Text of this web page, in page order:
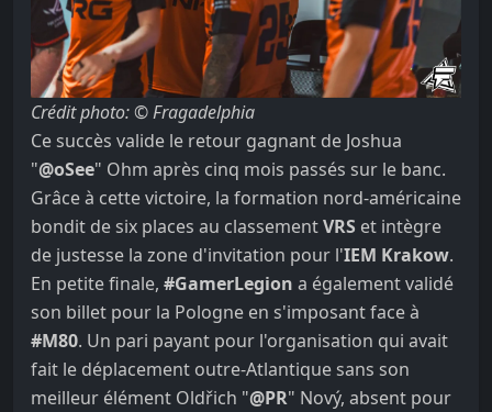
Crédit photo: © Fragadelphia
Ce succès valide le retour gagnant de Joshua
"@oSee" Ohm après cinq mois passés sur le banc.
Grâce à cette victoire, la formation nord-américaine
bondit de six places au classementVRS et intègre
de justesse la zone d'invitation pour l'IEM Krakow.
En petite finale, #GamerLegion a également validé
son billet pour la Pologne en s'imposant face à
#M80. Un pari payant pour l'organisation qui avait
fait le déplacement outre-Atlantique sans son
meilleur élément Oldřich "@PR" Nový, absent pour